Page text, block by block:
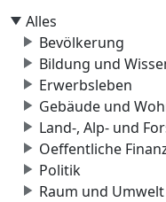
Alles
Bevölkerung
Bildung und
Erwerbsleben
Gebäude und
Land-, Alp- und
Oeffentliche
Politik
Raum und Umwelt